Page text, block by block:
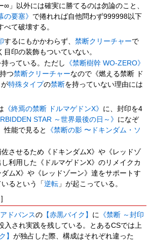
∞」以外には確実に勝てるのは勿論のこと、
の要塞》 で捲れれば自他問わず999998以下
て破壊する。
するにもかかわらず、禁断クリーチャーで
目印の装飾もついていない。
持っている。ただし
《禁断樹幹 WO-ZERO》
つ禁断クリーチャーなので《燃える禁断 ド
が特殊タイプの禁断を持っていない理由には
《終焉の禁断 ドルマゲドンX》 に、封印を4
STAR ～世界最後の日～》 になぞ
性能で見ると
《禁断の影 〜ドキンダム・ソ
させるため《ドキンダムX》や《レッドゾ
利用した《ドルマゲドンX》のリメイクカ
ムX》や《レッドゾーン》達をサポートす
るという「逆転 」が起こっている。
]
アドバンスの 【赤黒バイク】 に
《禁断 ～封印
入され実践を残している。とあるCSでは上
】が独占した際、構成はそれぞれ違った